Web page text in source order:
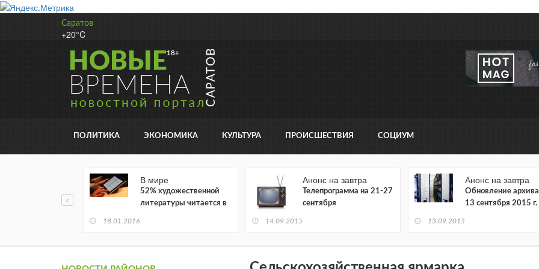
Саратов
+20°C
ПОЛИТИКА ЭКОНОМИКА КУЛЬТУРА ПРОИСШЕСТВИЯ СОЦИУМ
В мире
52% художественной
литературы читается в
18.01.2016
Анонс на завтра
Телепрограмма на 21-27
сентября
14.09.2015
Анонс на завтра
Обновление архива
13 сентября 2015 г.
13.09.2015